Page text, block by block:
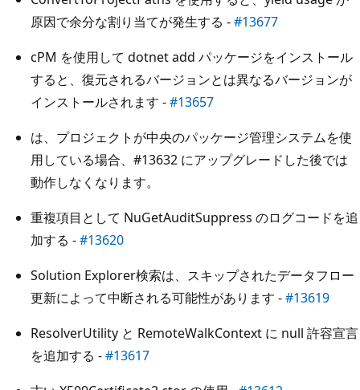
原因で余分な割り当てが発生する -#13677
cPM を使用して dotnet add パッケージをインストール
すると、復元されるバージョンとは異なるバージョンが
インストールされます -#13657
は、プロジェクトが中央のパッケージ管理システムを使
用している場合、 #13632 にアップグレードした後では
動作しなくなります。
重複項目として NuGetAuditSuppress のログコードを追
加する -#13620
Solution Explorer検索は、スキップされたデータフロー
更新によって中断される可能性があります -#13619
ResolverUtility と RemoteWalkContext に null 許容宣言
を追加する -#13617